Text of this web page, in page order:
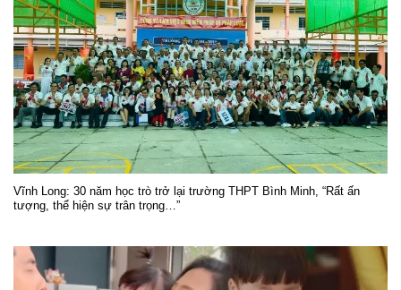
Vĩnh Long: 30 năm học trò trở lại trường THPT Bình Minh, “Rất ấn
tượng, thể hiện sự trân trọng…”